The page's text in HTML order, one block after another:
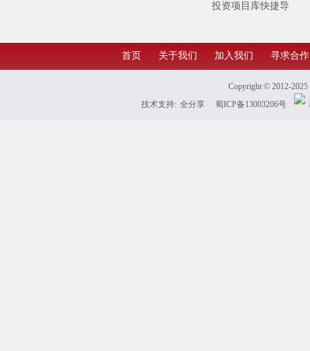
投资项目库快捷导
首页 关于我们 加入我们 寻求合作
Copyright © 2012-2025
技术支持: 全分享 蜀ICP备13003206号